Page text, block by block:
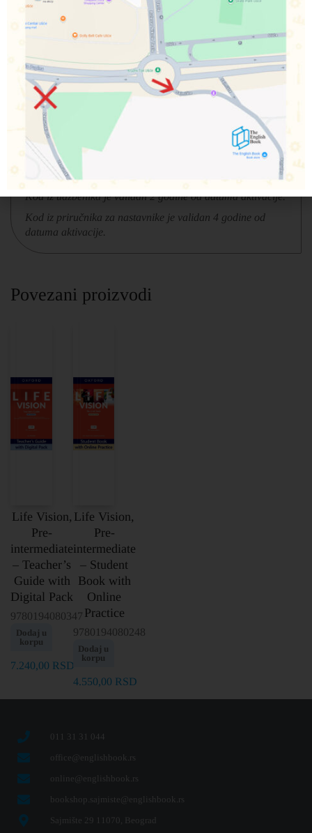
Interaktivne aktivnosti Vision 360° transportuju učenike u
realni svet, pa oni imaju priliku da istražuju, razvijaju
jezičke veštine i rade na zajedničkim projektima.
Vocabulary Booster, Grammar Booster, i Grammar
Reference odeljci omogućavaju učeniima da vežbaju jezik i
komunikaciju u realnim situacijama.
Komponente:
Udžbenik sa kodom za Online practice,
radna sveska, priručnik za nastavnike sa kodom. Na kodu
su dostupni udžbenik i radna sveska sa rešenjima, audio i
video materijal, priručnik za nastavnike u digitalnom
obliku, testovi i dodatni materijal.
Kod iz udžbenika je validan 2 godine od datuma aktivacije.
Kod iz priručnika za nastavnike je validan 4 godine od
datuma aktivacije.
Povezani proizvodi
Life Vision,
Pre-
intermediate
– Teacher’s
Guide with
Digital Pack
9780194080347
Dodaj u
korpu
7.240,00 RSD
Life Vision,
Pre-
intermediate
– Student
Book with
Online
Practice
9780194080248
Dodaj u
korpu
4.550,00 RSD
011 31 31 044
office@englishbook.rs
online@englishbook.rs
bookshop.sajmiste@englishbook.rs
Sajmište 29 11070, Beograd